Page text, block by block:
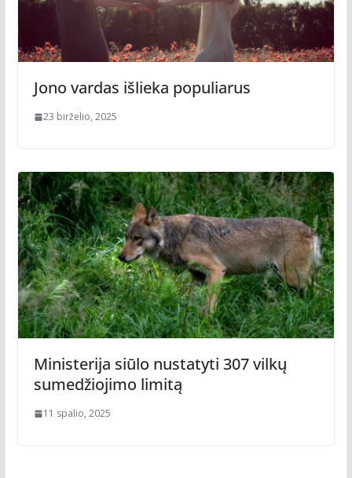
Jono vardas išlieka populiarus
23 birželio, 2025
Ministerija siūlo nustatyti 307 vilkų
sumedžiojimo limitą
11 spalio, 2025